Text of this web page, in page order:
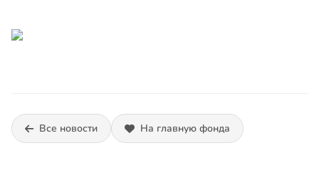
Все новости На главную фонда